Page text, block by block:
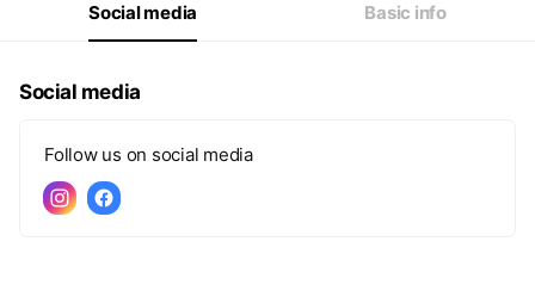
09:00 - 22:00
Social media Basic info
Social media
Follow us on social media